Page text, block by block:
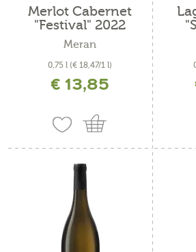
Merlot Cabernet
"Festival" 2022
Meran
0,75 l (€ 18,47/1 l)
€ 13,85